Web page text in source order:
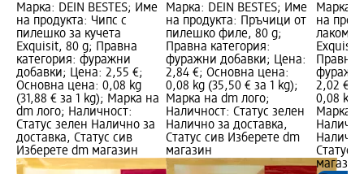
Марка: DEIN BESTES; Име
на продукта: Чипс с
пилешко за кучета
Exquisit, 80 g; Правна
категория: фуражни
добавки; Цена: 2,55 €;
Основна цена: 0,08 kg
(31,88 € за 1 kg); Марка на
dm лого; Наличност:
Статус зелен Налично за
доставка, Статус сив
Изберете dm магазин
Марка: DEIN BESTES; Име
на продукта: Пръчици от
пилешко филе, 80 g;
Правна категория:
фуражни добавки; Цена:
2,84 €; Основна цена:
0,08 kg (35,50 € за 1 kg);
Марка на dm лого;
Наличност: Статус зелен
Налично за доставка,
Статус сив Изберете dm
магазин
Марка:
на
Exquisit
Правна
2,02 €;
0,08 kg
Марка
Статус
магазин